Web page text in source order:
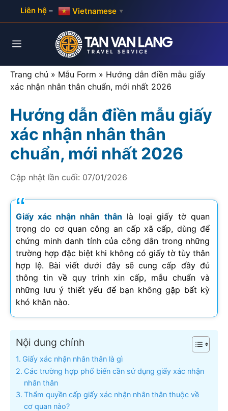
Liên hệ – Vietnamese ▼
Menu
Trang chủ » Mẫu Form » Hướng dẫn điền mẫu giấy
xác nhận nhân thân chuẩn, mới nhất 2026
Hướng dẫn điền mẫu giấy
xác nhận nhân thân
chuẩn, mới nhất 2026
Cập nhật lần cuối: 07/01/2026
Giấy xác nhận nhân thân là loại giấy tờ quan
trọng do cơ quan công an cấp xã cấp, dùng để
chứng minh danh tính của công dân trong những
trường hợp đặc biệt khi không có giấy tờ tùy thân
hợp lệ. Bài viết dưới đây sẽ cung cấp đầy đủ
thông tin về quy trình xin cấp, mẫu chuẩn và
những lưu ý thiết yếu để bạn không gặp bất kỳ
khó khăn nào.
Nội dung chính
Giấy xác nhận nhân thân là gì
Các trường hợp phổ biến cần sử dụng giấy xác nhận
nhân thân
Thẩm quyền cấp giấy xác nhận nhân thân thuộc về
cơ quan nào?